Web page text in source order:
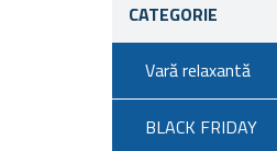
CATEGORIE
Vară relaxantă
BLACK FRIDAY